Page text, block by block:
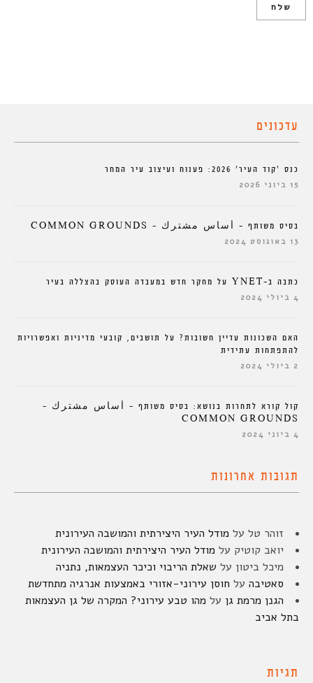
עדכונים
כנס ‘קוד העיר’ 2026: פענוח ועיצוב עיר המחר
15 ביוני 2026
בסיס משותף – أساس مشترك – COMMON GROUNDS
13 באוגוסט 2024
כתבה ב-YNET על מחקר חדש במעבדה העוסק בהצללה בעיר
4 ביולי 2024
האם השכונות עדיין חשובות? על תושבים, קובעי מדיניות ואפשרויות
להתפתחות עתידית
2 ביולי 2024
קול קורא לתחרות בנושא: בסיס משותף – أساس مشترك –
COMMON GROUNDS
4 ביוני 2024
תגובות אחרונות
זוהר טל על מודל העיר היצירתית והמושבה העירונית
יואב קוטיק על מודל העיר היצירתית והמושבה העירונית
מיכל ביטון על שאלת הריבוי וכיכר העצמאות, נתניה
סאטיבה על חוסן עירוני-אזורי באמצעות אנרגיה מתחדשת
הגנן מרמת גן על מהו טבע עירוני? המקרה של גן העצמאות
בתל אביב
תגיות